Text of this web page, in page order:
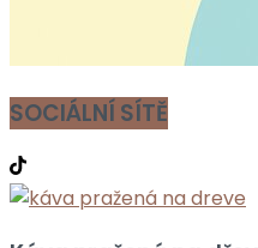
SOCIÁLNÍ SÍTĚ